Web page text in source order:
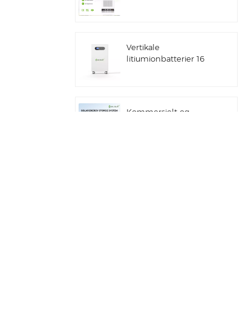
Vertikale
litiumionbatterier 16
Kommersielt og